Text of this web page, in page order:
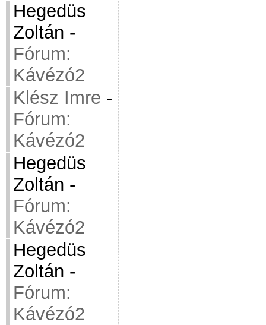
Hegedüs
Zoltán -
Fórum:
Kávézó2
Klész Imre -
Fórum:
Kávézó2
Hegedüs
Zoltán -
Fórum:
Kávézó2
Hegedüs
Zoltán -
Fórum:
Kávézó2